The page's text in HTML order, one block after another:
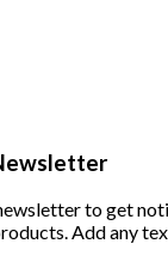
to get
Add any